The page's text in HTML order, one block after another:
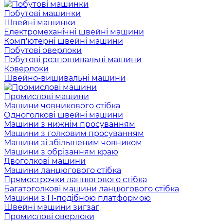
Побутові машинки
Швейні машинки
Електромеханічні швейні машини
Комп'ютерні швейні машини
Побутові оверлоки
Побутові розпошивальні машини
Коверлоки
Швейно-вишивальні машини
Промислові машини
Машини човникового стібка
Одноголкові швейні машини
Машини з нижнім просуванням
Машини з голковим просуванням
Машини зі збільшеним човником
Машини з обрізанням краю
Двоголкові машини
Машини ланцюгового стібка
Прямострочки ланцюгового стібка
Багатоголкові машини ланцюгового стібка
Машини з П-подібною платформою
Швейні машини зигзаг
Промислові оверлоки